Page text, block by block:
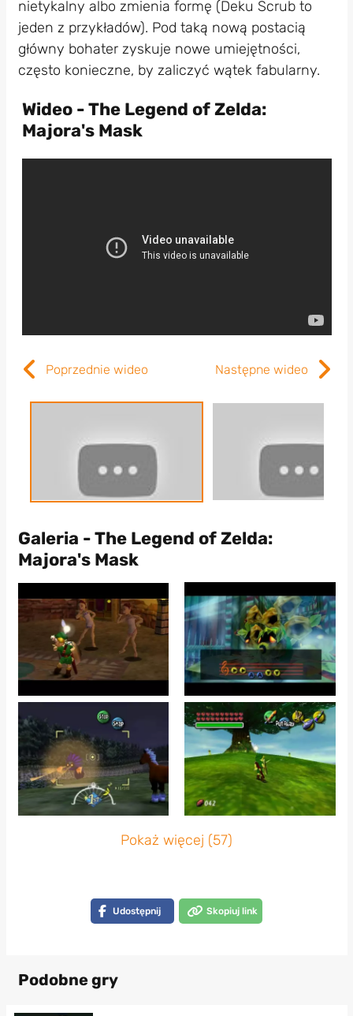
nietykalny albo zmienia formę (Deku Scrub to
jeden z przykładów). Pod taką nową postacią
główny bohater zyskuje nowe umiejętności,
często konieczne, by zaliczyć wątek fabularny.
Wideo - The Legend of Zelda:
Majora's Mask
Poprzednie wideo Następne wideo
Galeria - The Legend of Zelda:
Majora's Mask
Pokaż więcej (57)
Udostępnij Skopiuj link
Podobne gry